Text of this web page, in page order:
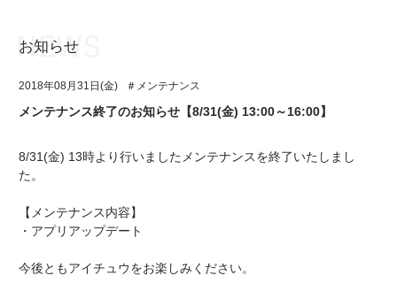
イベント・キャンペーン
ミュージック
グッズ・本
アプリゲーム
イベント・キャンペーン
ミュージック
お知らせ
2018年08月31日(金) ＃メンテナンス
メンテナンス終了のお知らせ【8/31(金) 13:00～16:00】
8/31(金) 13時より行いましたメンテナンスを終了いたしまし
た。
【メンテナンス内容】
・アプリアップデート
今後ともアイチュウをお楽しみください。